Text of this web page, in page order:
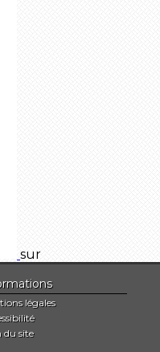
sur
légales
du site